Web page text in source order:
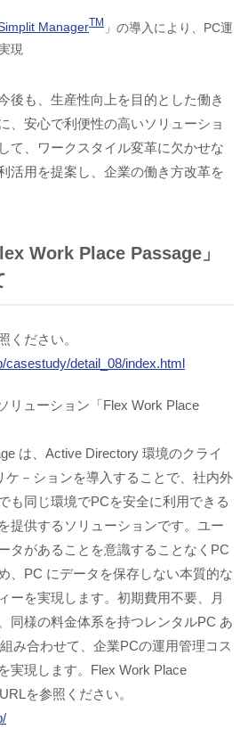
ManagerTM 」の導入により、PC運
現
後も、生産性向上を目的とした働き
、安心で利便性の高いソリューショ
て、ワークスタイル変革に欠かせな
活用を提案し、企業の働き方改革を
Work Place Passage」
ください。
casestudy/detail_08/index.html
リューション「Flex Work Place
は、Active Directory 環境のクライ
ケ－ションを導入することで、社内外
も同じ環境でPCを安全に利用できる
提供するソリューションです。ユー
タがあることを意識することなくPC
、PC にデータを保存しない本質的な
ーを実現します。初期費用不要、月
同様の料金体系を持つレンタルPC あ
み合わせて、企業PCの運用管理コス
実現します。Flex Work Place
を参照ください。